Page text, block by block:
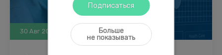
30 Авг 2022 |
Больше
не показывать
Подписаться